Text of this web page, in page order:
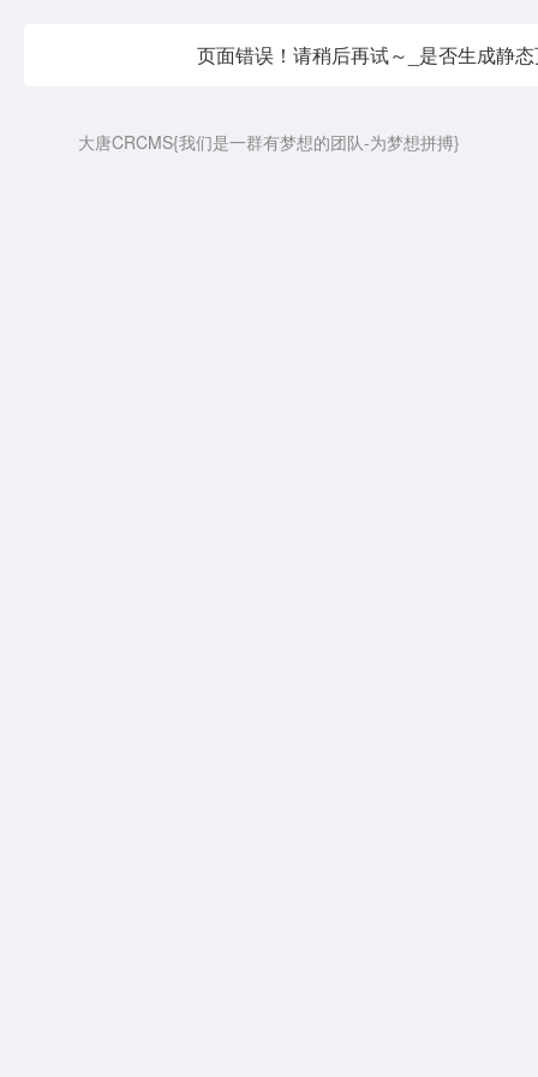
页面错误！请稍后再试～_是否生成静
大唐CRCMS{我们是一群有梦想的团队-为梦想拼搏}